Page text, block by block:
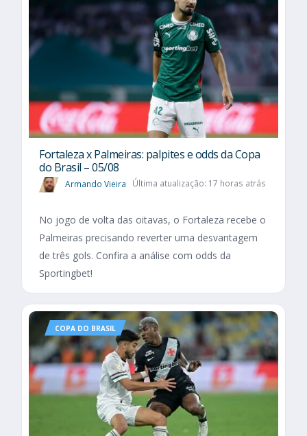
Fortaleza x Palmeiras: palpites e odds da Copa
do Brasil – 05/08
Armando Vieira Última atualização: 17 horas atrás
No jogo de volta das oitavas, o Fortaleza recebe o
Palmeiras precisando reverter uma desvantagem
de três gols. Confira a análise com odds da
Sportingbet!
COPA DO BRASIL